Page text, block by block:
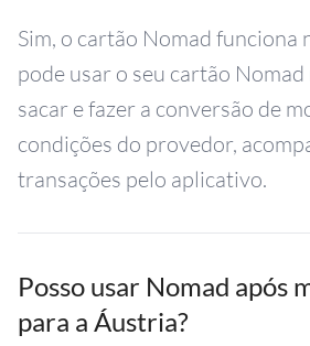
Sim, o cartão Nomad funciona
pode usar o seu cartão
sacar e fazer a conversão de
condições do provedor,
transações pelo aplicativo.
Posso usar Nomad após
para a Áustria?